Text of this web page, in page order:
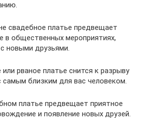
свадебное платье предвещает
в общественных мероприятиях,
новыми друзьями.
или рваное платье снится к разрыву
самым близким для вас человеком.
платье предвещает приятное
и появление новых друзей.